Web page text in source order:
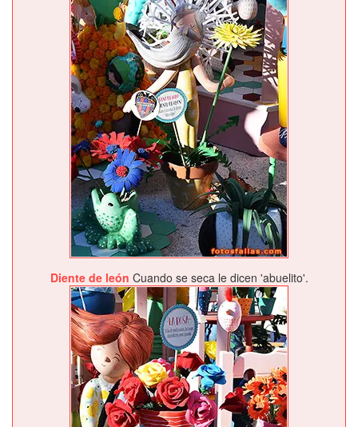
Diente de león Cuando se seca le dicen 'abuelito'.